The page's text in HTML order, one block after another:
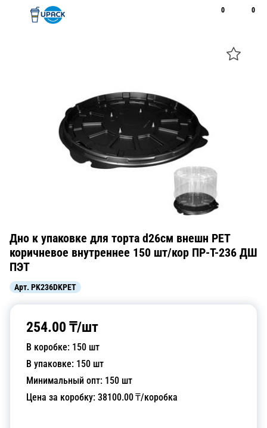
0 0
Дно к упаковке для торта d26см внешн PET
коричневое внутреннее 150 шт/кор ПР-Т-236 ДШ
ПЭТ
Арт. PK236DKPET
254.00 ₸/шт
В коробке: 150 шт
В упаковке: 150 шт
Минимальный опт: 150 шт
Цена за коробку: 38100.00₸/коробка